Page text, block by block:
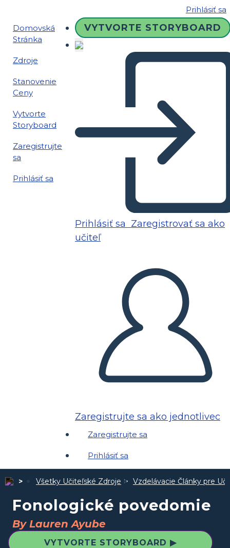
Prihlásiť sa
Domovská
Stránka
Zdroje
Stanovenie
Ceny
Vytvorte
Storyboard
Zaregistrujte
sa
Prihlásiť sa
VYTVORTE STORYBOARD
Prihlásiť sa Zaregistrovať sa ako
učiteľ
Zaregistrujte sa ako jednotlivec
Zaregistrujte sa
Prihlásiť sa
Všetky Učiteľské Zdroje Vzdelávacie Články pre
Fonologické povedomie
By Lauren Ayube
VYTVORTE STORYBOARD ▶